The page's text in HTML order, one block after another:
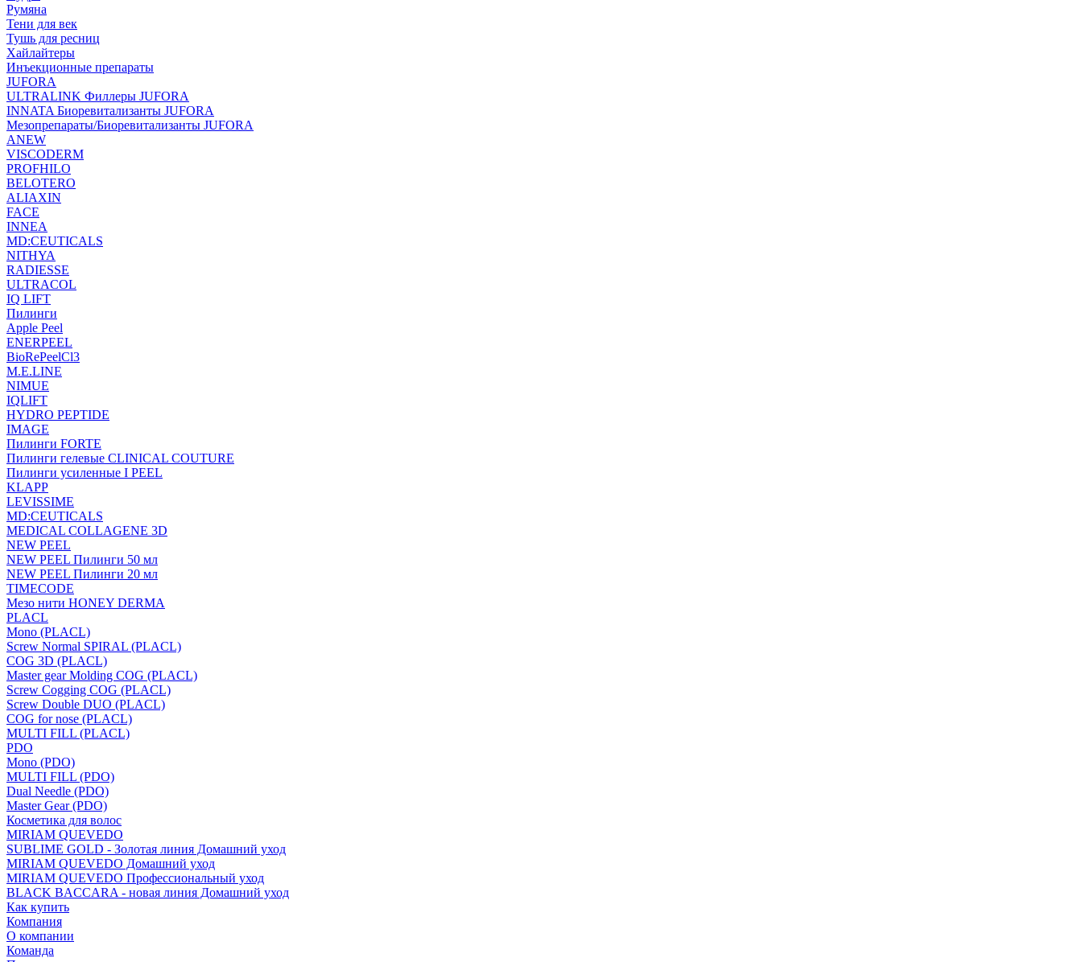
Румяна
Тени для век
Тушь для ресниц
Хайлайтеры
Инъекционные препараты
JUFORA
ULTRALINK Филлеры JUFORA
INNATA Биоревитализанты JUFORA
Мезопрепараты/Биоревитализанты JUFORA
ANEW
VISCODERM
PROFHILO
BELOTERO
ALIAXIN
FACE
INNEA
MD:CEUTICALS
NITHYA
RADIESSE
ULTRACOL
IQ LIFT
Пилинги
Apple Peel
ENERPEEL
BioRePeelCl3
M.E.LINE
NIMUE
IQLIFT
HYDRO PEPTIDE
IMAGE
Пилинги FORTE
Пилинги гелевые CLINICAL COUTURE
Пилинги усиленные I PEEL
KLAPP
LEVISSIME
MD:CEUTICALS
MEDICAL COLLAGENE 3D
NEW PEEL
NEW PEEL Пилинги 50 мл
NEW PEEL Пилинги 20 мл
TIMECODE
Мезо нити HONEY DERMA
PLACL
Mono (PLACL)
Screw Normal SPIRAL (PLACL)
COG 3D (PLACL)
Master gear Molding COG (PLACL)
Screw Cogging COG (PLACL)
Screw Double DUO (PLACL)
COG for nose (PLACL)
MULTI FILL (PLACL)
PDO
Mono (PDO)
MULTI FILL (PDO)
Dual Needle (PDO)
Master Gear (PDO)
Косметика для волос
MIRIAM QUEVEDO
SUBLIME GOLD - Золотая линия Домашний уход
MIRIAM QUEVEDO Домашний уход
MIRIAM QUEVEDO Профессиональный уход
BLACK BACCARA - новая линия Домашний уход
Как купить
Компания
О компании
Команда